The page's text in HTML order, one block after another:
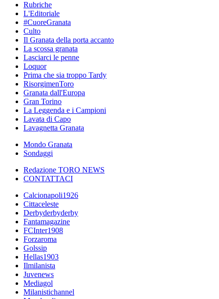
Rubriche
L'Editoriale
#CuoreGranata
Culto
Il Granata della porta accanto
La scossa granata
Lasciarci le penne
Loquor
Prima che sia troppo Tardy
RisorgimenToro
Granata dall'Europa
Gran Torino
La Leggenda e i Campioni
Lavata di Capo
Lavagnetta Granata
Mondo Granata
Sondaggi
Redazione TORO NEWS
CONTATTACI
Calcionapoli1926
Cittaceleste
Derbyderbyderby
Fantamagazine
FCInter1908
Forzaroma
Golssip
Hellas1903
Ilmilanista
Juvenews
Mediagol
Milanistichannel